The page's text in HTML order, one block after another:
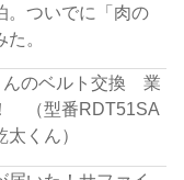
。ついでに「肉の
。
んのベルト交換 業
（型番RDT51SA
くん）